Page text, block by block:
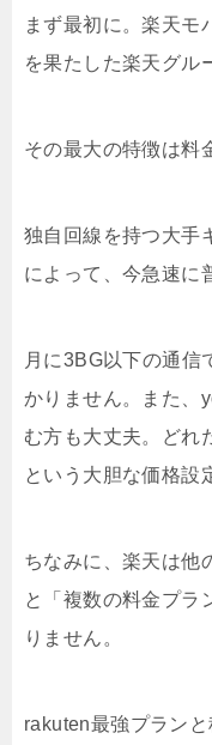
まず最初に。楽天モ
を果たした楽天グル
その最大の特徴は料
独自回線を持つ大手
によって、今急速に
月に3BG以下の通信
かりません。また、
む方も大丈夫。どれ
という大胆な価格設
ちなみに、楽天は他
と「複数の料金プラ
りません。
rakuten最強プラン